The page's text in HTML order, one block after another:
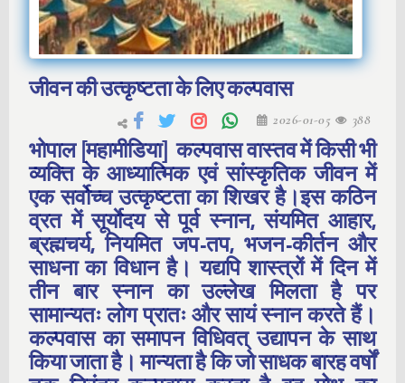
जीवन की उत्कृष्टता के लिए कल्पवास
2026-01-05 388
भोपाल [महामीडिया] कल्पवास वास्तव में किसी भी
व्यक्ति के आध्यात्मिक एवं सांस्कृतिक जीवन में
एक सर्वोच्च उत्कृष्टता का शिखर है।इस कठिन
व्रत में सूर्याेदय से पूर्व स्नान, संयमित आहार,
ब्रह्मचर्य, नियमित जप-तप, भजन-कीर्तन और
साधना का विधान है। यद्यपि शास्त्रों में दिन में
तीन बार स्नान का उल्लेख मिलता है पर
सामान्यतः लोग प्रातः और सायं स्नान करते हैं।
कल्पवास का समापन विधिवत् उद्यापन के साथ
किया जाता है। मान्यता है कि जो साधक बारह वर्षों